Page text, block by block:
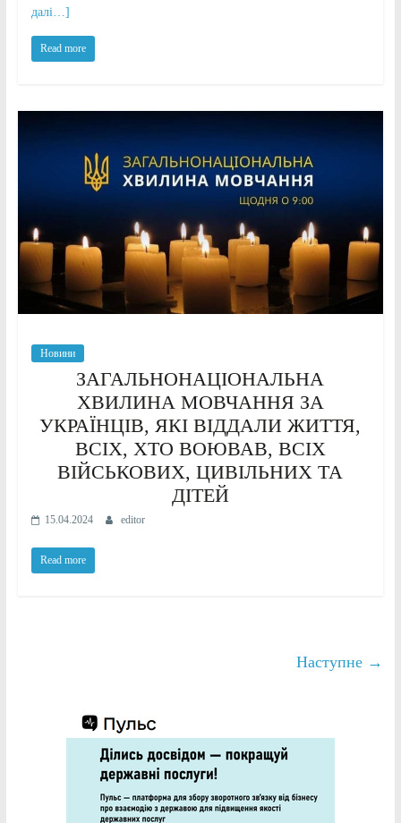
далі…]
Read more
Новини
ЗАГАЛЬНОНАЦІОНАЛЬНА
ХВИЛИНА МОВЧАННЯ ЗА
УКРАЇНЦІВ, ЯКІ ВІДДАЛИ ЖИТТЯ,
ВСІХ, ХТО ВОЮВАВ, ВСІХ
ВІЙСЬКОВИХ, ЦИВІЛЬНИХ ТА
ДІТЕЙ
15.04.2024 editor
Read more
Наступне →